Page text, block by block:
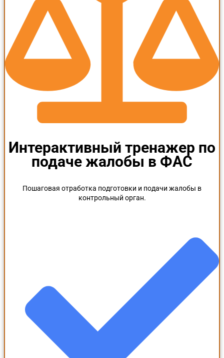
Интерактивный тренажер по
подаче жалобы в ФАС
Пошаговая отработка подготовки и подачи жалобы в
контрольный орган.